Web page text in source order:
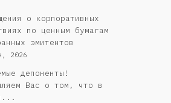
о корпоративных
по ценным бумагам
эмитентов
2026
депоненты!
Вас о том, что в